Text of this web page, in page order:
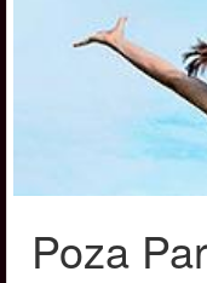
Poza